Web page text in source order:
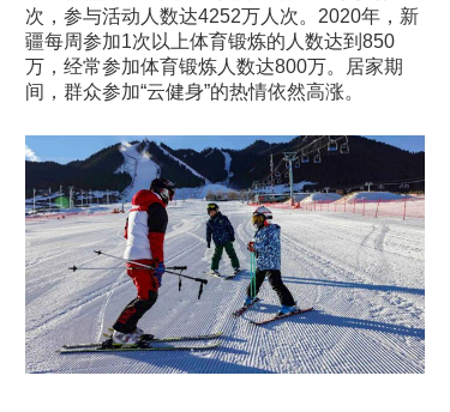
次，参与活动人数达4252万人次。2020年，新
疆每周参加1次以上体育锻炼的人数达到850
万，经常参加体育锻炼人数达800万。居家期
间，群众参加“云健身”的热情依然高涨。